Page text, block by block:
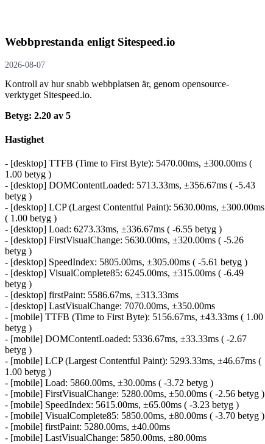
Webbprestanda enligt Sitespeed.io
2026-08-07
Kontroll av hur snabb webbplatsen är, genom opensource-
verktyget Sitespeed.io.
Betyg: 2.20 av 5
Hastighet
- [desktop] TTFB (Time to First Byte): 5470.00ms, ±300.00ms (
1.00 betyg )
- [desktop] DOMContentLoaded: 5713.33ms, ±356.67ms ( -5.43
betyg )
- [desktop] LCP (Largest Contentful Paint): 5630.00ms, ±300.00ms
( 1.00 betyg )
- [desktop] Load: 6273.33ms, ±336.67ms ( -6.55 betyg )
- [desktop] FirstVisualChange: 5630.00ms, ±320.00ms ( -5.26
betyg )
- [desktop] SpeedIndex: 5805.00ms, ±305.00ms ( -5.61 betyg )
- [desktop] VisualComplete85: 6245.00ms, ±315.00ms ( -6.49
betyg )
- [desktop] firstPaint: 5586.67ms, ±313.33ms
- [desktop] LastVisualChange: 7070.00ms, ±350.00ms
- [mobile] TTFB (Time to First Byte): 5156.67ms, ±43.33ms ( 1.00
betyg )
- [mobile] DOMContentLoaded: 5336.67ms, ±33.33ms ( -2.67
betyg )
- [mobile] LCP (Largest Contentful Paint): 5293.33ms, ±46.67ms (
1.00 betyg )
- [mobile] Load: 5860.00ms, ±30.00ms ( -3.72 betyg )
- [mobile] FirstVisualChange: 5280.00ms, ±50.00ms ( -2.56 betyg )
- [mobile] SpeedIndex: 5615.00ms, ±65.00ms ( -3.23 betyg )
- [mobile] VisualComplete85: 5850.00ms, ±80.00ms ( -3.70 betyg )
- [mobile] firstPaint: 5280.00ms, ±40.00ms
- [mobile] LastVisualChange: 5850.00ms, ±80.00ms